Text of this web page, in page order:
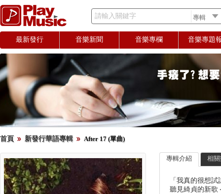
請輸入關鍵字
最新發行 音樂新聞 音樂專欄 音樂專題
首頁 新發行華語專輯 After 17 (單曲)
專輯介紹 相
「我真的很想
聽見綺貞的新歌